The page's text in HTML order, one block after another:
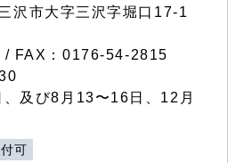
市大字三沢字堀口17-1
FAX：0176-54-2815
及び8月13〜16日、12月
可